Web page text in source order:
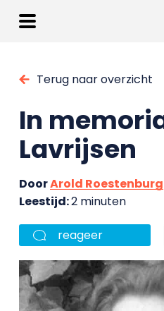
Terug naar overzicht
In
Lavrijsen
DoorArold Roestenburg
Leestijd:2 minuten
reageer